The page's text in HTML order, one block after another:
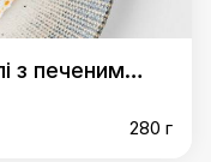
з печеним
280 г